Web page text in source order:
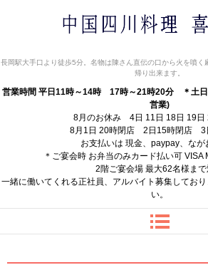
長岡駅大手口より徒歩5分。名物は陳さん直伝の口から火を噴く
帰り出来ます。
営業時間 平日11時～14時 17時～21時20分
＊土
営業)
8月のお休み 4日 11日 18日 19日
8月1日 20時閉店 2日15時閉店 3
お支払いは 現金、paypay、なが
＊ご宴会時 お弁当のみカード払い可 VISA
2階ご宴会場 最大62名様ま
一緒に働いてくれる正社員、アルバイト募集してお
い。